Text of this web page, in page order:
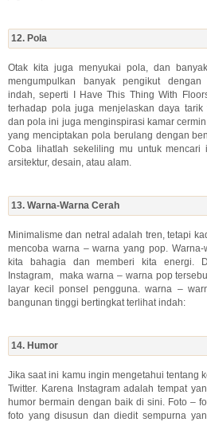
12. Pola
Otak kita juga menyukai pola, dan
mengumpulkan banyak pengikut dengan
indah, seperti I Have This Thing With
terhadap pola juga menjelaskan daya
dan pola ini juga menginspirasi kamar
yang menciptakan pola berulang dengan
Coba lihatlah sekeliling mu untuk mencari
arsitektur, desain, atau alam.
13. Warna-Warna Cerah
Minimalisme dan netral adalah tren, tetapi
mencoba warna – warna yang pop.
kita bahagia dan memberi kita energi.
Instagram, maka warna – warna pop
layar kecil ponsel pengguna. warna –
bangunan tinggi bertingkat terlihat indah:
14. Humor
Jika saat ini kamu ingin mengetahui tentang
Twitter. Karena Instagram adalah tempat
humor bermain dengan baik di sini. Foto –
foto yang disusun dan diedit sempurna